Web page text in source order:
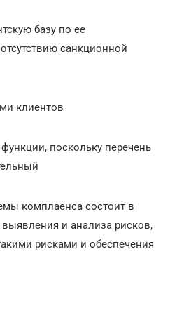
базу по ее
санкционной
клиентов
поскольку перечень
комплаенса состоит в
и анализа рисков,
рисками и обеспечения